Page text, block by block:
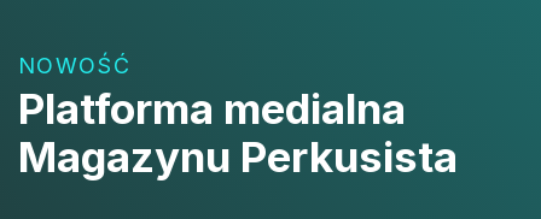
NOWOŚĆ
Platforma medialna
Magazynu Perkusista